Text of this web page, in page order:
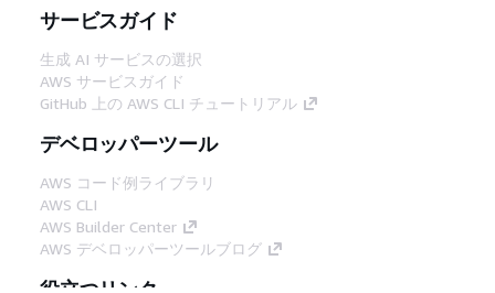
サービスガイド
生成 AI サービスの選択
AWS サービスガイド
GitHub 上の AWS CLI チュートリアル
デベロッパーツール
AWS コード例ライブラリ
AWS CLI
AWS Builder Center
AWS デベロッパーツールブログ
役立つリンク